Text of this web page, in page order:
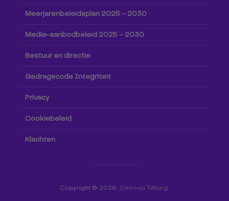
Meerjarenbeleidsplan 2025 – 2030
Media-aanbodbeleid 2025 – 2030
Bestuur en directie
Gedragscode Integriteit
Privacy
Cookiebeleid
Klachten
Copyright © 2026 · Omroep Tilburg ·